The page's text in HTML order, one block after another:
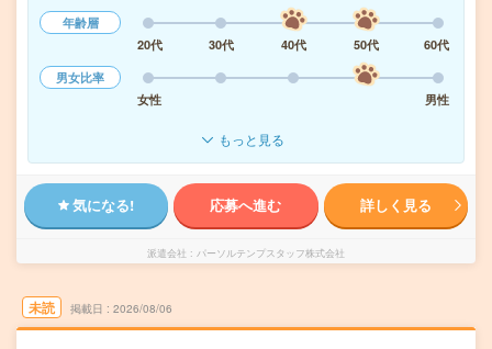
年齢層
20代
30代 40代 50代
60代
男女比率
女性
男性
もっと見る
気になる! 応募へ進む 詳しく見る
派遣会社 パーソルテンプスタッフ株式会社
未読 掲載日 2026/08/06